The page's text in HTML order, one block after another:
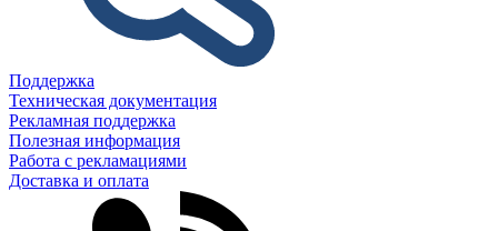
Поддержка
Техническая документация
Рекламная поддержка
Полезная информация
Работа с рекламациями
Доставка и оплата